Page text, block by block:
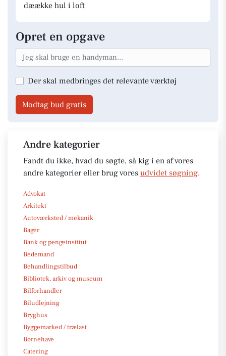
dæække hul i loft
Opret en opgave
Der skal medbringes det relevante værktøj
Modtag bud gratis
Andre kategorier
Fandt du ikke, hvad du søgte, så kig i en af vores
andre kategorier eller brug vores udvidet søgning.
Advokat
Arkitekt
Autoværksted / mekanik
Bager
Bank og pengeinstitut
Bedemand
Behandlingstilbud
Bibliotek, arkiv og museum
Bilforhandler
Biludlejning
Bryghus
Byggemarked / trælast
Børnehave
Catering